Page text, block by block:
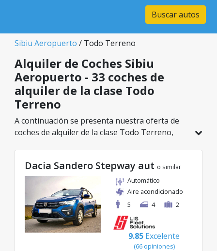
Buscar autos
Sibiu Aeropuerto / Todo Terreno
Alquiler de Coches Sibiu
Aeropuerto - 33 coches de
alquiler de la clase Todo
Terreno
A continuación se presenta nuestra oferta de
coches de alquiler de la clase Todo Terreno,
modelo ideal de la categoría seleccionada, con
tarifas excelentes desde solo 30€/día.
Dacia Sandero Stepway aut o similar
Automático
Aire acondicionado
5
4 2
9.85 Excelente
(66 opiniones)